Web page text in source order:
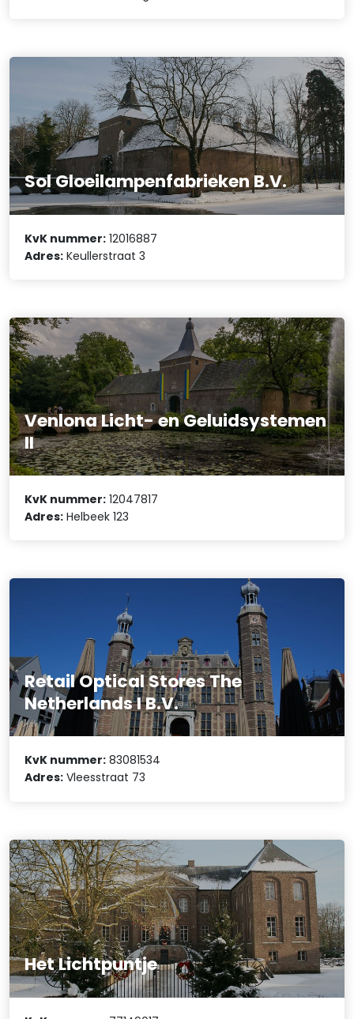
Sol Gloeilampenfabrieken B.V.
KvK nummer: 12016887
Adres: Keullerstraat 3
Venlona Licht- en Geluidsystemen
II
KvK nummer: 12047817
Adres: Helbeek 123
Retail Optical Stores The
Netherlands I B.V.
KvK nummer: 83081534
Adres: Vleesstraat 73
Het Lichtpuntje